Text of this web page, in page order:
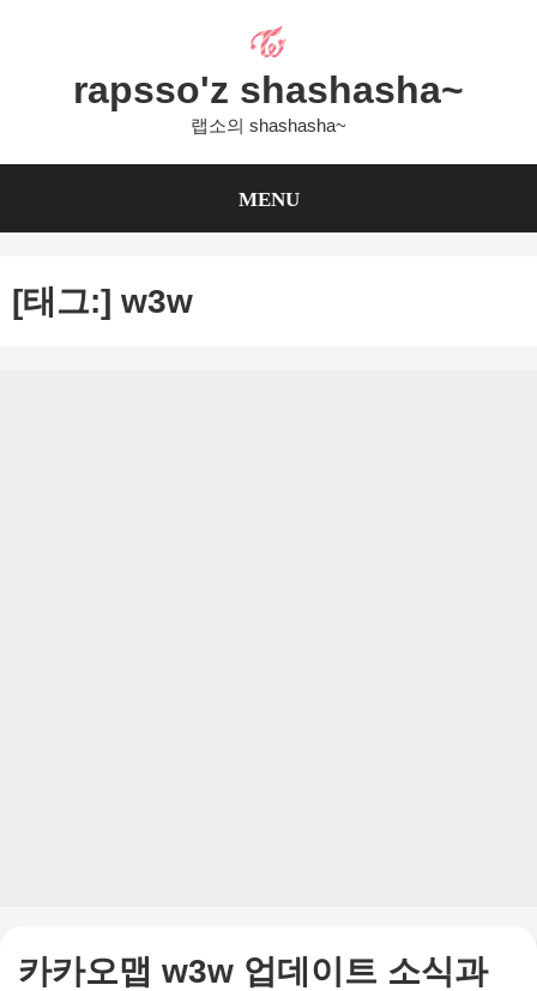
rapsso'z shashasha~
랩소의 shashasha~
MENU
[태그:] w3w
카카오맵 w3w 업데이트 소식과